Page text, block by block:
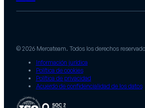
© 2026 Mercateam. Todos los derechos
Información jurídica
Política de cookies
Política de privacidad
Acuerdo de confidencialidad de los datos